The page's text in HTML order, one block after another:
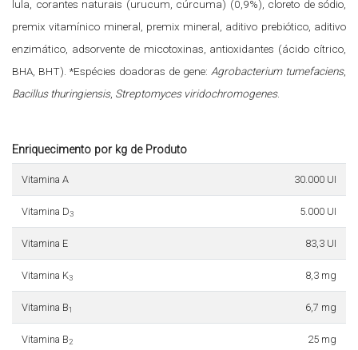
lula, corantes naturais (urucum, cúrcuma) (0,9%), cloreto de sódio,
premix vitamínico mineral, premix mineral, aditivo prebiótico, aditivo
enzimático, adsorvente de micotoxinas, antioxidantes (ácido cítrico,
BHA, BHT). *Espécies doadoras de gene: Agrobacterium tumefaciens,
Bacillus thuringiensis, Streptomyces viridochromogenes.
Enriquecimento por kg de Produto
Vitamina A 30.000 UI
Vitamina D3 5.000 UI
Vitamina E 83,3 UI
Vitamina K3 8,3 mg
Vitamina B1 6,7 mg
Vitamina B2 25 mg